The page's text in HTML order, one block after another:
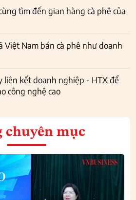
tìm đến gian hàng cà phê của
Việt Nam bán cà phê như doanh
liên kết doanh nghiệp - HTX để
công nghệ cao
chuyên mục